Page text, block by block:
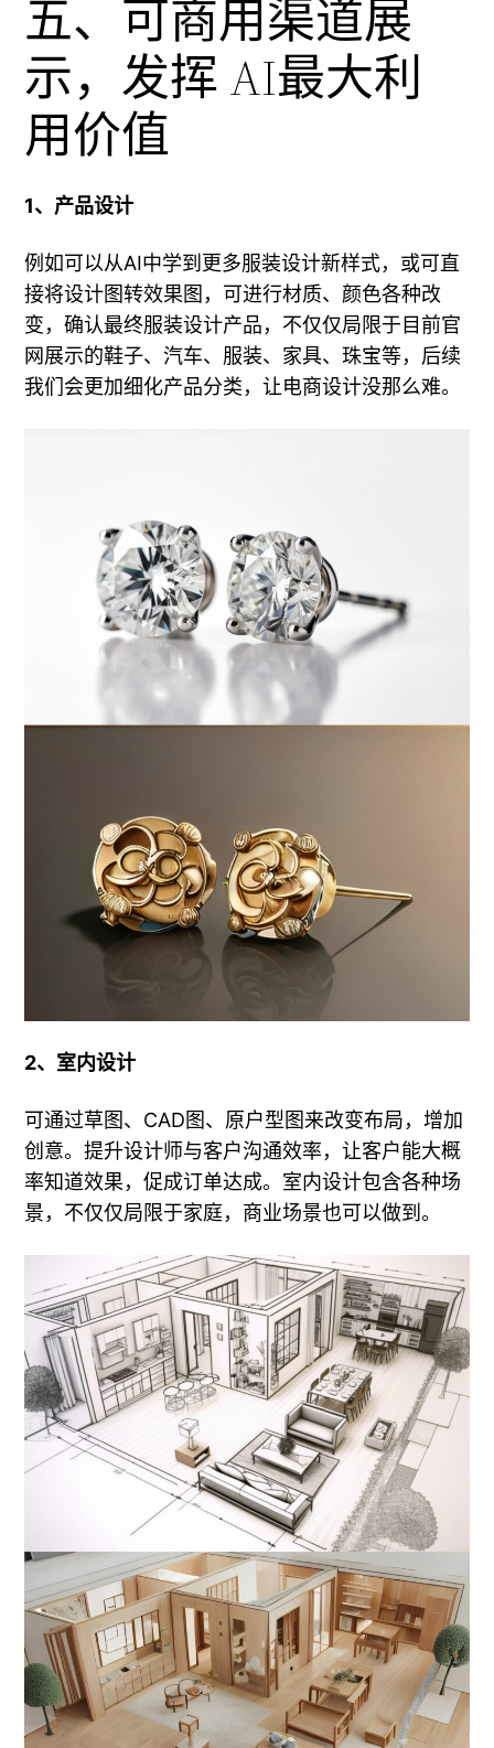
五、可商用渠道展
示，发挥 AI最大利
用价值
1、产品设计
例如可以从AI中学到更多服装设计新样式，或可直
接将设计图转效果图，可进行材质、颜色各种改
变，确认最终服装设计产品，不仅仅局限于目前官
网展示的鞋子、汽车、服装、家具、珠宝等，后续
我们会更加细化产品分类，让电商设计没那么难。
2、室内设计
可通过草图、CAD图、原户型图来改变布局，增加
创意。提升设计师与客户沟通效率，让客户能大概
率知道效果，促成订单达成。室内设计包含各种场
景，不仅仅局限于家庭，商业场景也可以做到。